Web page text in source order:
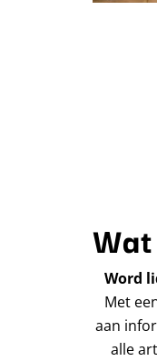
Word
Met
aan
alle